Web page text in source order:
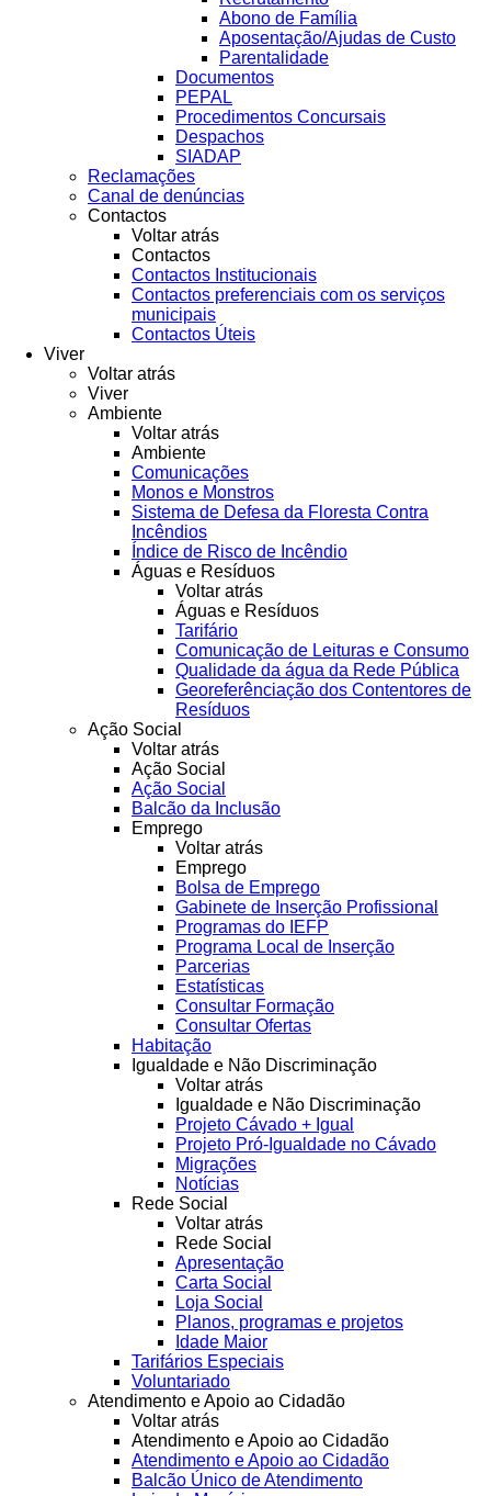
Abono de Família
Aposentação/Ajudas de Custo
Parentalidade
Documentos
PEPAL
Procedimentos Concursais
Despachos
SIADAP
Reclamações
Canal de denúncias
Contactos
Voltar atrás
Contactos
Contactos Institucionais
Contactos preferenciais com os serviços
municipais
Contactos Úteis
Viver
Voltar atrás
Viver
Ambiente
Voltar atrás
Ambiente
Comunicações
Monos e Monstros
Sistema de Defesa da Floresta Contra
Incêndios
Índice de Risco de Incêndio
Águas e Resíduos
Voltar atrás
Águas e Resíduos
Tarifário
Comunicação de Leituras e Consumo
Qualidade da água da Rede Pública
Georeferênciação dos Contentores de
Resíduos
Ação Social
Voltar atrás
Ação Social
Ação Social
Balcão da Inclusão
Emprego
Voltar atrás
Emprego
Bolsa de Emprego
Gabinete de Inserção Profissional
Programas do IEFP
Programa Local de Inserção
Parcerias
Estatísticas
Consultar Formação
Consultar Ofertas
Habitação
Igualdade e Não Discriminação
Voltar atrás
Igualdade e Não Discriminação
Projeto Cávado + Igual
Projeto Pró-Igualdade no Cávado
Migrações
Notícias
Rede Social
Voltar atrás
Rede Social
Apresentação
Carta Social
Loja Social
Planos, programas e projetos
Idade Maior
Tarifários Especiais
Voluntariado
Atendimento e Apoio ao Cidadão
Voltar atrás
Atendimento e Apoio ao Cidadão
Atendimento e Apoio ao Cidadão
Balcão Único de Atendimento